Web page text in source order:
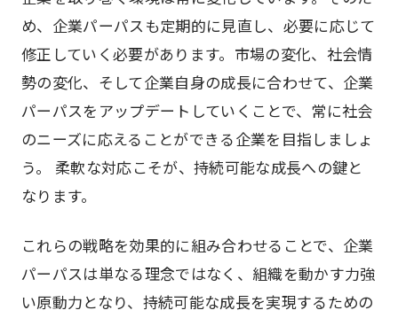
め、企業パーパスも定期的に見直し、必要に応じて
修正していく必要があります。市場の変化、社会情
勢の変化、そして企業自身の成長に合わせて、企業
パーパスをアップデートしていくことで、常に社会
のニーズに応えることができる企業を目指しましょ
う。 柔軟な対応こそが、持続可能な成長への鍵と
なります。
これらの戦略を効果的に組み合わせることで、企業
パーパスは単なる理念ではなく、組織を動かす力強
い原動力となり、持続可能な成長を実現するための